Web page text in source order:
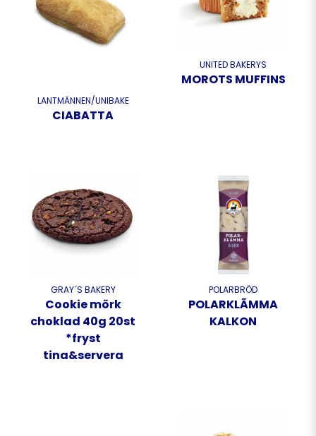
LANTMÄNNEN/UNIBAKE
CIABATTA
UNITED BAKERYS
MOROTS MUFFINS
GRAY´S BAKERY
Cookie mörk
choklad 40g 20st
*fryst
tina&servera
POLARBRÖD
POLARKLÃMMA
KALKON